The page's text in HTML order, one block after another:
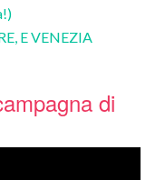
E VENEZIA
di